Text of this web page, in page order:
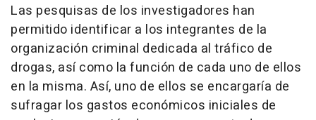
Las pesquisas de los investigadores han
permitido identificar a los integrantes de la
organización criminal dedicada al tráfico de
drogas, así como la función de cada uno de ellos
en la misma. Así, uno de ellos se encargaría de
sufragar los gastos económicos iniciales de